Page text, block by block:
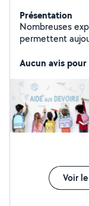
Présentation
Nombreuses
permettent
aux devoirs ) etc
sur des petits
Aucun avis
Voir